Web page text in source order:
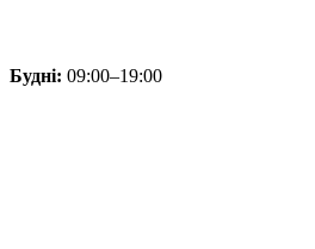
Будні: 09:00–19:00